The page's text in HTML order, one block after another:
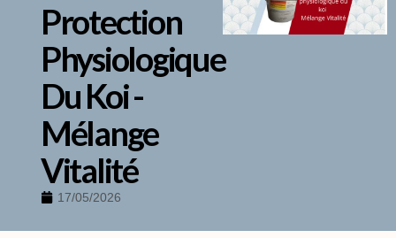
Protection
Physiologique
Du Koi -
Mélange
Vitalité
17/05/2026